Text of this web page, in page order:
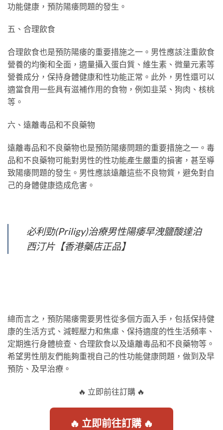
功能健康，預防陽痿問題的發生。
五、合理飲食
合理飲食也是預防陽痿的重要措施之一。男性應該注重飲食
營養的均衡和全面，適量攝入蛋白質、維生素、微量元素等
營養成分，保持身體健康和性功能正常。此外，男性還可以
適當食用一些具有滋補作用的食物，例如韭菜、狗肉、核桃
等。
六、遠離毒品和不良藥物
遠離毒品和不良藥物也是預防陽痿問題的重要措施之一。毒
品和不良藥物可能對男性的性功能產生嚴重的損害，甚至導
致陽痿問題的發生。男性應該遠離這些不良物質，避免對自
己的身體健康造成危害。
必利勁(Priligy)治療男性陽痿早洩鹽酸達泊
西汀片【香港藥店正品】
總而言之，預防陽痿需要男性從多個方面入手，包括保持健
康的生活方式、減輕壓力和焦慮、保持適度的性生活頻率、
定期進行身體檢查、合理飲食以及遠離毒品和不良藥物等。
希望男性朋友們能夠重視自己的性功能健康問題，做到及早
預防、及早治療。
🔥 立即前往訂購 🔥
🔥 立即前往訂購 🔥